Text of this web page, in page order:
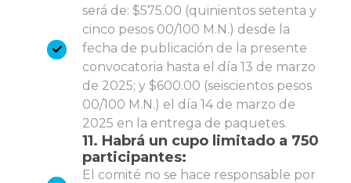
será de: $575.00 (quinientos setenta y
cinco pesos 00/100 M.N.) desde la
fecha de publicación de la presente
convocatoria hasta el día 13 de marzo
de 2025; y $600.00 (seiscientos pesos
00/100 M.N.) el día 14 de marzo de
2025 en la entrega de paquetes.
11. Habrá un cupo limitado a 750
participantes:
El comité no se hace responsable por